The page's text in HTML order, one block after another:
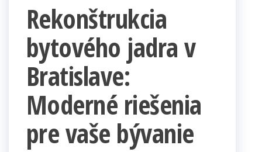
Rekonštrukcia
bytového jadra v
Bratislave:
Moderné riešenia
pre vaše bývanie